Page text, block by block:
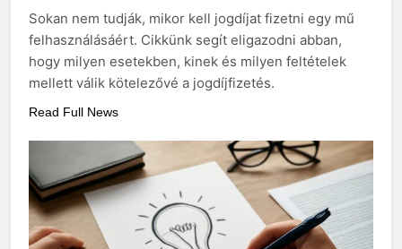
3 Nap Ezelőtt
Sokan nem tudják, mikor kell jogdíjat fizetni egy mű
felhasználásáért. Cikkünk segít eligazodni abban,
hogy milyen esetekben, kinek és milyen feltételek
mellett válik kötelezővé a jogdíjfizetés.
Read Full News